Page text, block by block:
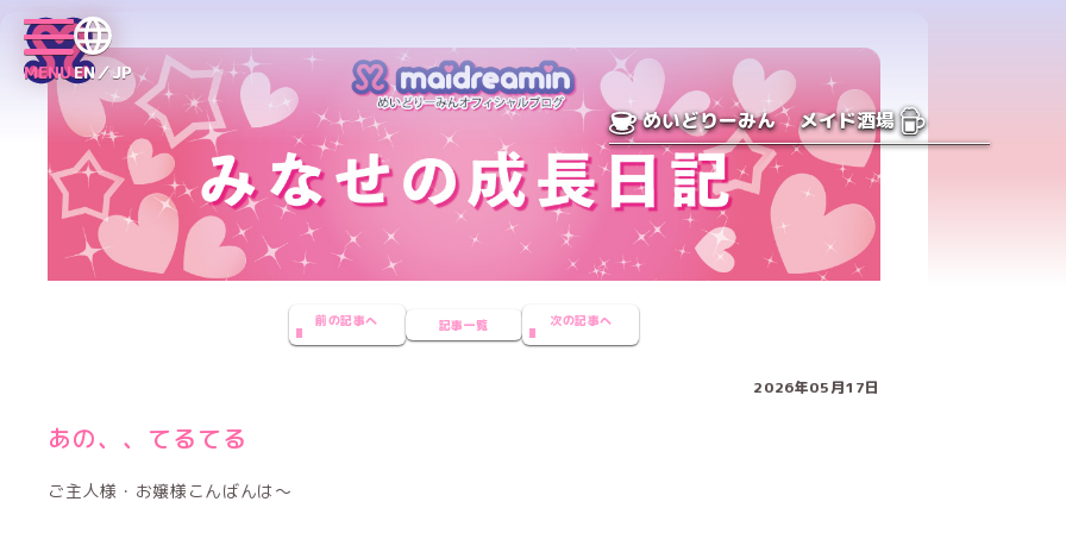
MENUEN／JP
めいどりーみん メイド酒場
前の記事へ 記事一覧 次の記事へ
2026年05月17日
あの、、てるてる
ご主人様・お嬢様こんばんは～